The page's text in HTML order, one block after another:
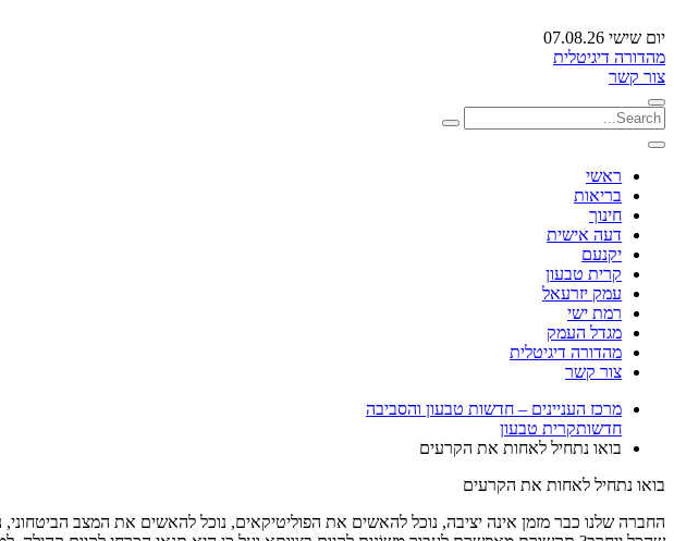
יום שישי 07.08.26
מהדורה דיגיטלית
צור קשר
ראשי
בריאות
חינוך
דעה אישית
יקנעם
קרית טבעון
עמק יזרעאל
רמת ישי
מגדל העמק
מהדורה דיגיטלית
צור קשר
מרכז העניינים – חדשות טבעון והסביבה
חדשותקרית טבעון
בואו נתחיל לאחות את הקרעים
בואו נתחיל לאחות את הקרעים
החברה שלנו כבר מזמן אינה יציבה, נוכל להאשים את הפוליטיקאים, נוכל להאשים את המצב